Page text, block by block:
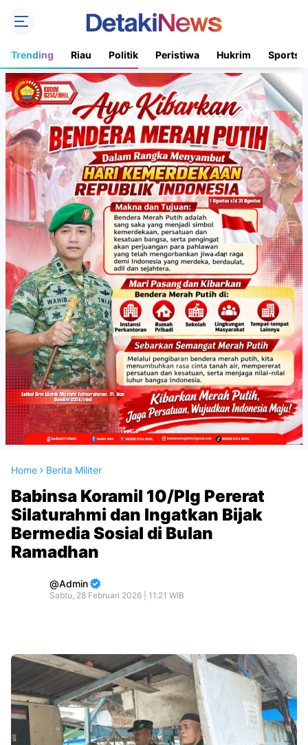
Trending Riau Politik Peristiwa Hukrim Sports
Home Berita Militer
Babinsa Koramil 10/Plg Pererat
Silaturahmi dan Ingatkan Bijak
Bermedia Sosial di Bulan
Ramadhan
Admin
Sabtu, 28 Februari 2026 | 11.21 WIB